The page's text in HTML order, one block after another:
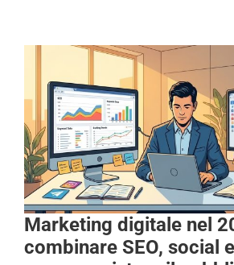
Marketing digitale nel
combinare SEO, social